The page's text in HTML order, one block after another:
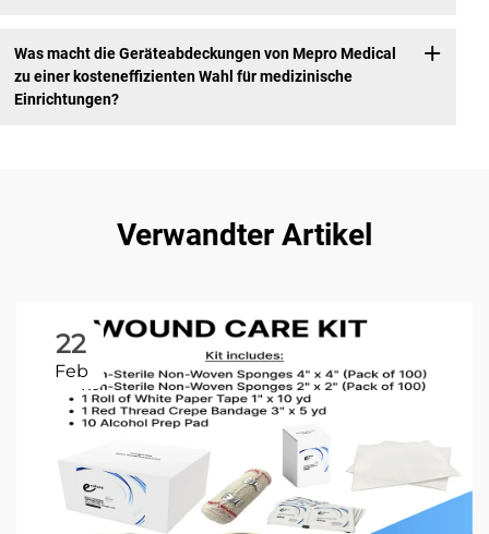
Was macht die Geräteabdeckungen von Mepro Medical
zu einer kosteneffizienten Wahl für medizinische
Einrichtungen?
Verwandter Artikel
22
Feb